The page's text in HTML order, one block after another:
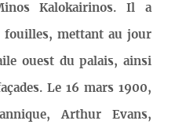
Kalokairinos. Il a
fouilles, mettant au jour
ouest du palais, ainsi
Le 16 mars 1900,
Arthur Evans,